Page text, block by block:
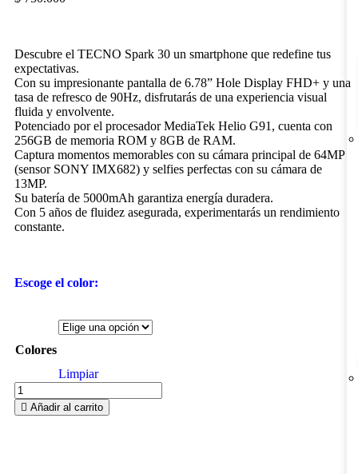
Descubre el TECNO Spark 30 un smartphone que redefine tus
expectativas.
Con su impresionante pantalla de 6.78” Hole Display FHD+ y una
tasa de refresco de 90Hz, disfrutarás de una experiencia visual
fluida y envolvente.
Potenciado por el procesador MediaTek Helio G91, cuenta con
256GB de memoria ROM y 8GB de RAM.
Captura momentos memorables con su cámara principal de 64MP
(sensor SONY IMX682) y selfies perfectas con su cámara de
13MP.
Su batería de 5000mAh garantiza energía duradera.
Con 5 años de fluidez asegurada, experimentarás un rendimiento
constante.
Escoge el color:
Colores
Limpiar
Añadir al carrito